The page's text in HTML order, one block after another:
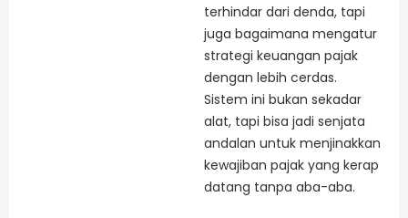
terhindar dari denda, tapi
juga bagaimana mengatur
strategi keuangan pajak
dengan lebih cerdas.
Sistem ini bukan sekadar
alat, tapi bisa jadi senjata
andalan untuk menjinakkan
kewajiban pajak yang kerap
datang tanpa aba-aba.